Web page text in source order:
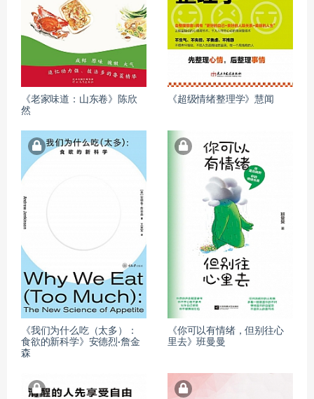
《老家味道：山东卷》陈欣
然
《超级情绪整理学》慧闻
《我们为什么吃（太多）：
食欲的新科学》安德烈·詹金
森
《你可以有情绪，但别往心
里去》班曼曼